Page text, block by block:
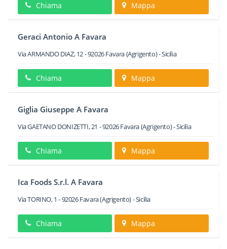
Chiama Mappa
Geraci Antonio A Favara
Via ARMANDO DIAZ, 12-92026Favara(Agrigento) -Sicilia
Chiama Mappa
Giglia Giuseppe A Favara
Via GAETANO DONIZETTI, 21 -92026Favara(Agrigento) -Sicilia
Chiama Mappa
Ica Foods S.r.l. A Favara
Via TORINO, 1 -92026Favara(Agrigento) -Sicilia
Chiama Mappa